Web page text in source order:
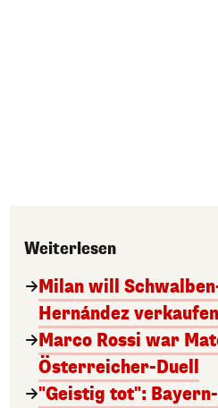
Weiterlesen
Milan will
Hernández verkaufen
Marco Rossi war
Österreicher-Duell
"Geistig tot":